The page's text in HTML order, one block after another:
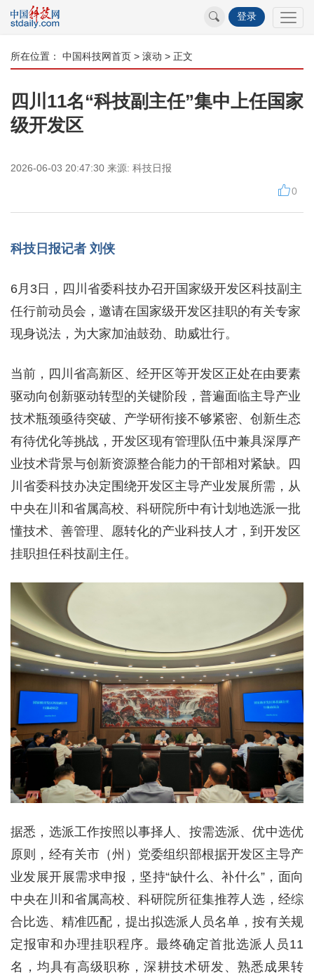
登录
所在位置： 中国科技网首页 > 滚动 > 正文
四川11名“科技副主任”集中上任国家
级开发区
2026-06-03 20:47:30 来源: 科技日报
0
科技日报记者 刘侠
6月3日，四川省委科技办召开国家级开发区科技副主
任行前动员会，邀请在国家级开发区挂职的有关专家
现身说法，为大家加油鼓劲、助威壮行。
当前，四川省高新区、经开区等开发区正处在由要素
驱动向创新驱动转型的关键阶段，普遍面临主导产业
技术瓶颈亟待突破、产学研衔接不够紧密、创新生态
有待优化等挑战，开发区现有管理队伍中兼具深厚产
业技术背景与创新资源整合能力的干部相对紧缺。四
川省委科技办决定围绕开发区主导产业发展所需，从
中央在川和省属高校、科研院所中有计划地选派一批
懂技术、善管理、愿转化的产业科技人才，到开发区
挂职担任科技副主任。
据悉，选派工作按照以事择人、按需选派、优中选优
原则，经有关市（州）党委组织部根据开发区主导产
业发展开展需求申报，坚持“缺什么、补什么”，面向
中央在川和省属高校、科研院所征集推荐人选，经综
合比选、精准匹配，提出拟选派人员名单，按有关规
定报审和办理挂职程序。最终确定首批选派人员11
名，均具有高级职称，深耕技术研发、熟悉成果转